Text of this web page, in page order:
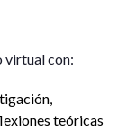
virtual con:
teóricas